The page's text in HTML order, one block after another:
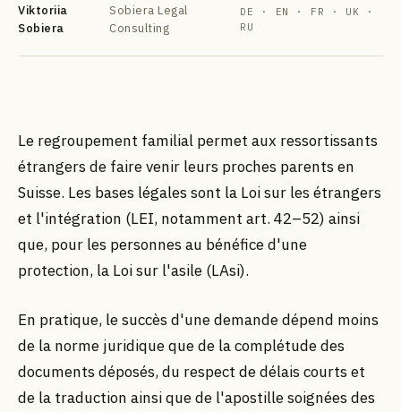
DE EN FR УК РУ
Viktoriia
Sobiera
Sobiera Legal
Consulting
DE · EN · FR · UK ·
RU
Le regroupement familial permet aux ressortissants
étrangers de faire venir leurs proches parents en
Suisse. Les bases légales sont la Loi sur les étrangers
et l'intégration (LEI, notamment art. 42–52) ainsi
que, pour les personnes au bénéfice d'une
protection, la Loi sur l'asile (LAsi).
En pratique, le succès d'une demande dépend moins
de la norme juridique que de la complétude des
documents déposés, du respect de délais courts et
de la traduction ainsi que de l'apostille soignées des